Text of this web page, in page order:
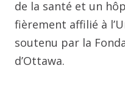
de la santé et un
fièrement affilié à
soutenu par la
d’Ottawa.